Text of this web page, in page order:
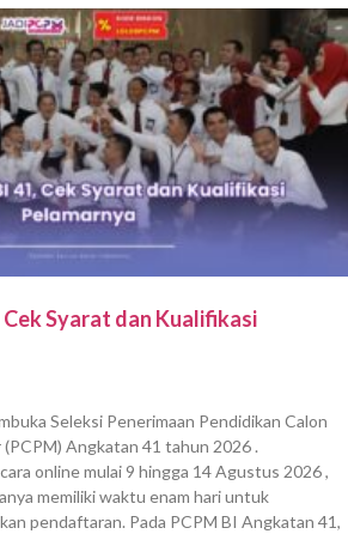
Syarat dan Kualifikasi
Seleksi Penerimaan Pendidikan Calon
Angkatan 41 tahun 2026 .
online mulai 9 hingga 14 Agustus 2026 ,
memiliki waktu enam hari untuk
pendaftaran. Pada PCPM BI Angkatan 41,